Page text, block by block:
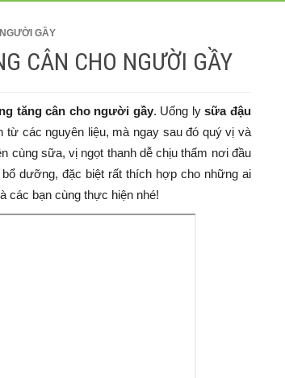
GẦY
CÂN CHO NGƯỜI GẦY
tăng cân cho người gầy. Uống lysữa đậu
từ các nguyên liệu, mà ngay sau đó quý vị và
cùng sữa, vị ngọt thanh dễ chịu thấm nơi đầu
dưỡng, đặc biệt rất thích hợp cho những ai
các bạn cùng thực hiện nhé!